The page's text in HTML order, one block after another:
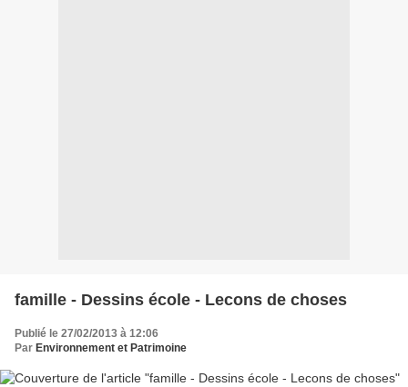
famille - Dessins école - Lecons de choses
Publié le 27/02/2013 à 12:06
Par Environnement et Patrimoine